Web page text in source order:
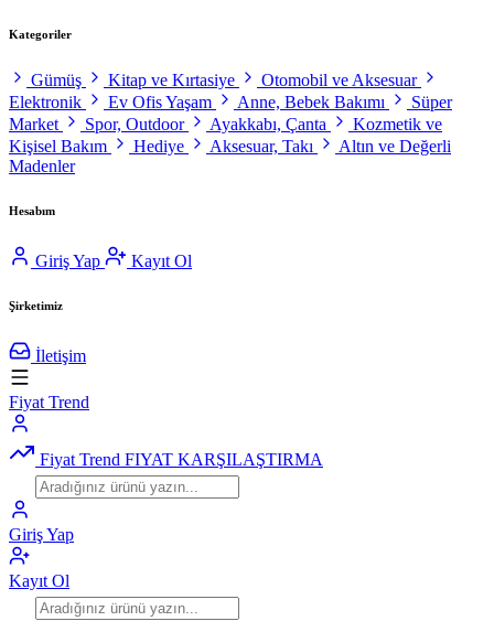
Kategoriler
Gümüş Kitap ve Kırtasiye
Otomobil ve Aksesuar
Elektronik
Ev Ofis Yaşam Anne, Bebek Bakımı
Süper
Market
Spor, Outdoor Ayakkabı, Çanta
Kozmetik ve
Kişisel Bakım
Hediye Aksesuar, Takı
Altın ve Değerli
Madenler
Hesabım
Giriş Yap Kayıt Ol
Şirketimiz
İletişim
Fiyat Trend
Fiyat Trend FIYAT KARŞILAŞTIRMA
Giriş Yap
Kayıt Ol